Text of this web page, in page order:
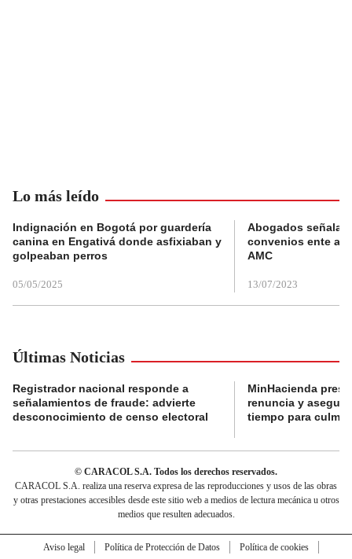
Lo más leído
Indignación en Bogotá por guardería
canina en Engativá donde asfixiaban y
golpeaban perros
05/05/2025
Abogados
convenios ente
AMC
13/07/2023
Últimas Noticias
Registrador nacional responde a
señalamientos de fraude: advierte
desconocimiento de censo electoral
MinHacienda
renuncia y
tiempo para
© CARACOL S.A. Todos los derechos reservados.
CARACOL S.A. realiza una reserva expresa de las reproducciones y usos de las obras
y otras prestaciones accesibles desde este sitio web a medios de lectura mecánica u otros
medios que resulten adecuados.
Aviso legal Política de Protección de Datos
Política de cookies